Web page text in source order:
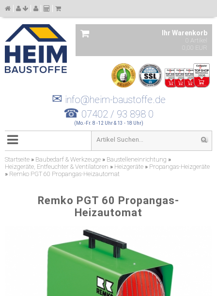
Ihr Warenkorb
0 Artikel
0,00 EUR
✉ info@heim-baustoffe.de
☎ 07402 / 93 898 0
(Mo.-Fr. 8 -12 Uhr & 13 - 18 Uhr)
Startseite » Baubedarf & Werkzeuge » Baustelleneinrichtung »
Heizgeräte, Entfeuchter & Ventilatoren » Heizgeräte » Propangas-Heizgeräte
» Remko PGT 60 Propangas-Heizautomat
Remko PGT 60 Propangas-
Heizautomat